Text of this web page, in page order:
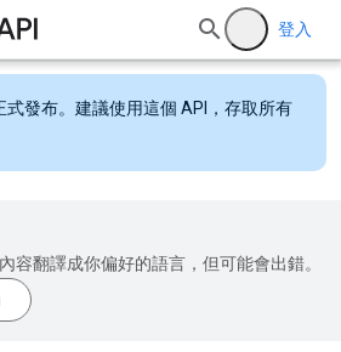
登入
式發布。建議使用這個 API，存取所有
容翻譯成你偏好的語言，但可能會出錯。